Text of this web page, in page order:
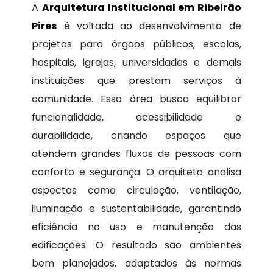
A Arquitetura Institucional em Ribeirão
Pires é voltada ao desenvolvimento de
projetos para órgãos públicos, escolas,
hospitais, igrejas, universidades e demais
instituições que prestam serviços à
comunidade. Essa área busca equilibrar
funcionalidade, acessibilidade e
durabilidade, criando espaços que
atendem grandes fluxos de pessoas com
conforto e segurança. O arquiteto analisa
aspectos como circulação, ventilação,
iluminação e sustentabilidade, garantindo
eficiência no uso e manutenção das
edificações. O resultado são ambientes
bem planejados, adaptados às normas